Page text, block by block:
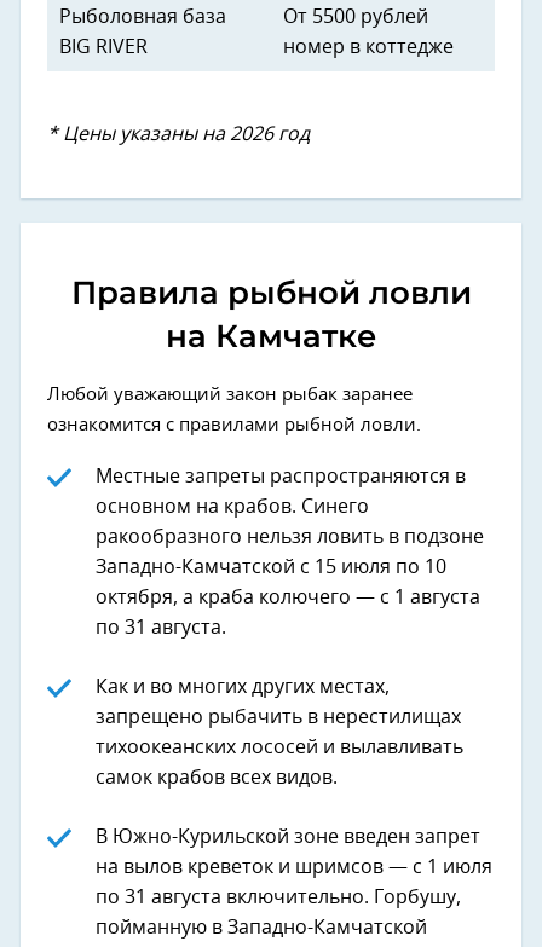
Рыболовная база
BIG RIVER
От 5500 рублей
номер в коттедже
* Цены указаны на 2026 год
Правила рыбной ловли
на Камчатке
Любой уважающий закон рыбак заранее
ознакомится с правилами рыбной ловли.
Местные запреты распространяются в
основном на крабов. Синего
ракообразного нельзя ловить в подзоне
Западно-Камчатской с 15 июля по 10
октября, а краба колючего — с 1 августа
по 31 августа.
Как и во многих других местах,
запрещено рыбачить в нерестилищах
тихоокеанских лососей и вылавливать
самок крабов всех видов.
В Южно-Курильской зоне введен запрет
на вылов креветок и шримсов — с 1 июля
по 31 августа включительно. Горбушу,
пойманную в Западно-Камчатской